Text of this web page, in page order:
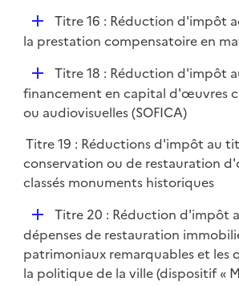
r
D
é
i
e
Titre 16 : Réduction d'impôt
la prestation compensatoire en
D
é
p
i
e
r
Titre 18 : Réduction d'impôt
financement en capital d'œuvres
ou audiovisuelles (SOFICA)
Titre 19 : Réductions d'impôt au
conservation ou de restauration
classés monuments historiques
D
é
p
l
Titre 20 : Réduction d'impôt
dépenses de restauration
patrimoniaux remarquables et les
la politique de la ville (dispositif «